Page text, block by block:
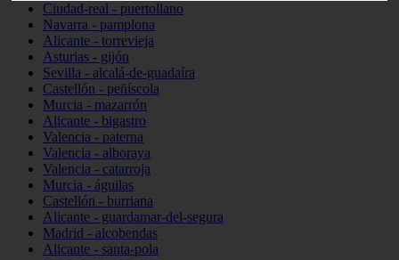
Ciudad-real - puertollano
Navarra - pamplona
Alicante - torrevieja
Asturias - gijón
Sevilla - alcalá-de-guadaíra
Castellón - peñíscola
Murcia - mazarrón
Alicante - bigastro
Valencia - paterna
Valencia - alboraya
Valencia - catarroja
Murcia - águilas
Castellón - burriana
Alicante - guardamar-del-segura
Madrid - alcobendas
Alicante - santa-pola